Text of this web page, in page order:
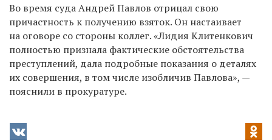
Во время суда Андрей Павлов отрицал свою
причастность к получению взяток. Он настаивает
на оговоре со стороны коллег. «Лидия Клитенкович
полностью признала фактические обстоятельства
преступлений, дала подробные показания о деталях
их совершения, в том числе изобличив Павлова», —
пояснили в прокуратуре.